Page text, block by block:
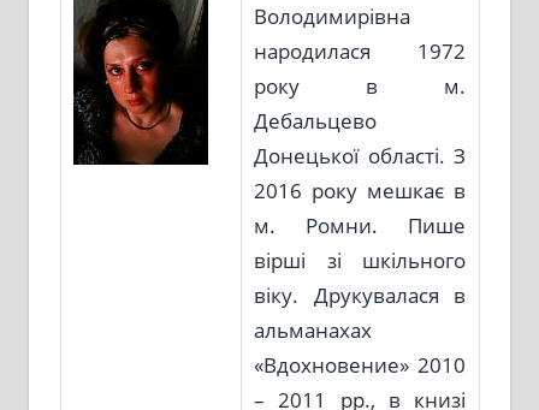
Володимирівна
народилася 1972
року в м.
Дебальцево
Донецької області. З
2016 року мешкає в
м. Ромни. Пише
вірші зі шкільного
віку. Друкувалася в
альманахах
«Вдохновение» 2010
– 2011 рр., в книзі